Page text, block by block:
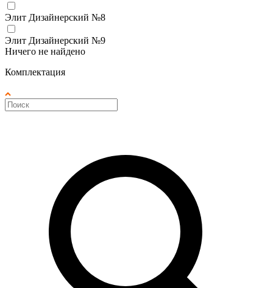
Элит Дизайнерский №8
Элит Дизайнерский №9
Ничего не найдено
Комплектация